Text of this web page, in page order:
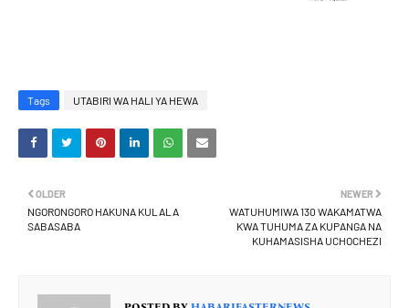
Tags UTABIRI WA HALI YA HEWA
NEWER
WATUHUMIWA 130 WAKAMATWA
KWA TUHUMA ZA KUPANGA NA
KUHAMASISHA UCHOCHEZI
OLDER
NGORONGORO HAKUNA KULALA
SABASABA